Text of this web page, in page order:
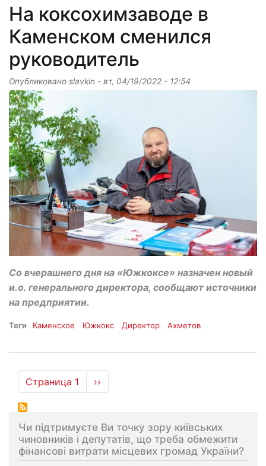
На коксохимзаводе в
Каменском сменился
руководитель
Опубликовано slavkin - вт, 04/19/2022 - 12:54
Со вчерашнего дня на «Южкоксе» назначен новый
и.о. генерального директора, сообщают источники
на предприятии.
Теги Каменское Южкокс Директор Ахметов
Нумерация
страниц
Страница 1
Следующая
страница
››
Чи підтримуєте Ви точку зору київських
чиновників і депутатів, що треба обмежити
фінансові витрати місцевих громад України?